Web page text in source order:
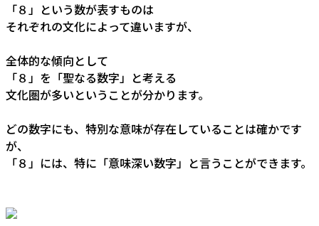
「８」という数が表すものは
それぞれの文化によって違いますが、
全体的な傾向として
「８」を「聖なる数字」と考える
文化圏が多いということが分かります。
どの数字にも、特別な意味が存在していることは確かです
が、
「８」には、特に「意味深い数字」と言うことができます。